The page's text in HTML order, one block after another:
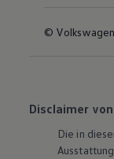
©
Disclaimer
Die in